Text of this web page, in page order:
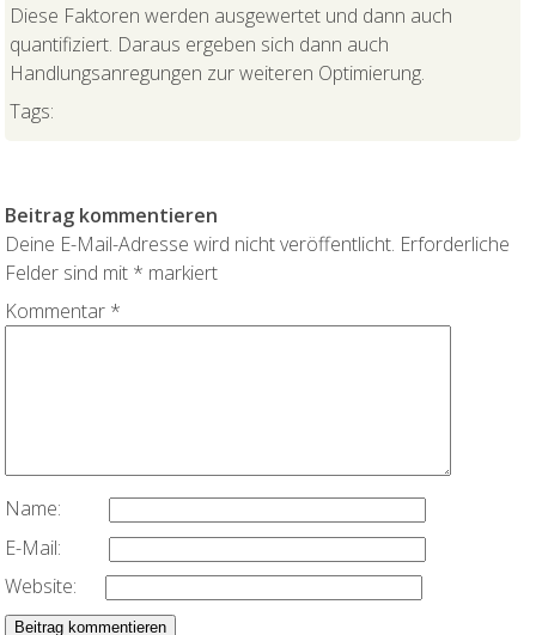
Diese Faktoren werden ausgewertet und dann auch
quantifiziert. Daraus ergeben sich dann auch
Handlungsanregungen zur weiteren Optimierung.
Tags:
Beitrag kommentieren
Deine E-Mail-Adresse wird nicht veröffentlicht. Erforderliche
Felder sind mit * markiert
Kommentar *
Name:
E-Mail:
Website: